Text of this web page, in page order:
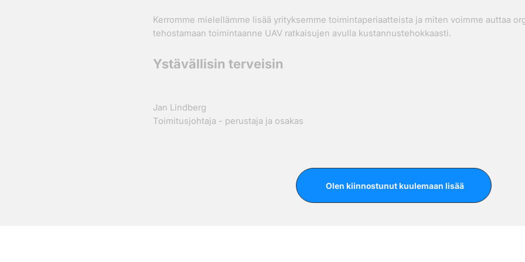
Kerromme mielellämme lisää yrityksemme toimintaperiaatteista ja miten voimme auttaa
tehostamaan toimintaanne UAV ratkaisujen avulla kustannustehokkaasti.
Ystävällisin terveisin
Jan Lindberg
Toimitusjohtaja - perustaja ja osakas
Olen kiinnostunut kuulemaan lisää